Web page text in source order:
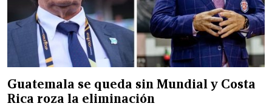
Guatemala se queda sin Mundial y Costa
Rica roza la eliminación